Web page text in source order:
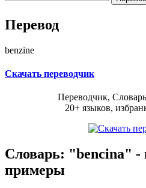
Перевод
benzine
Скачать переводчик
Переводчик,
20+ языков,
Словарь: "bencina" -
примеры